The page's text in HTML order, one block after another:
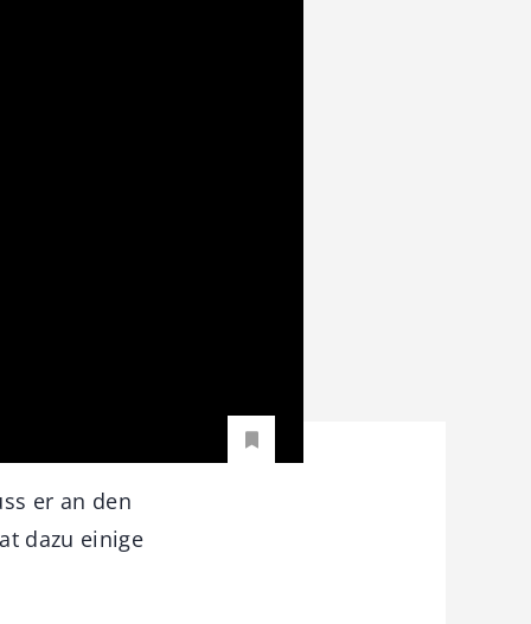
er an den
dazu einige